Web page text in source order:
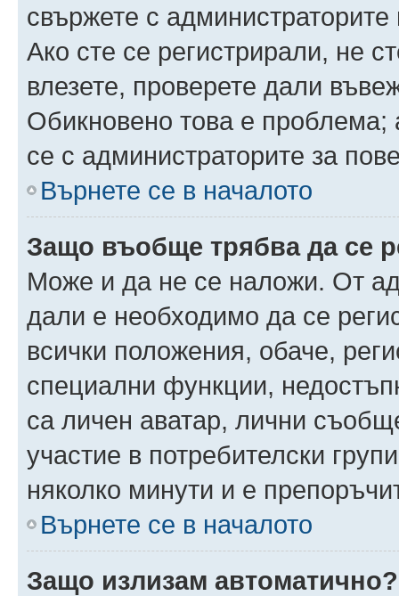
свържете с
Ако сте се регистрирали, не
влезете, проверете дали
Обикновено това е проблема;
се с администраторите за
Върнете се в началото
Защо въобще трябва да се
Може и да не се наложи. От
дали е необходимо да се
всички положения, обаче,
специални функции,
са личен аватар, лични
участие в потребителски
няколко минути и е
Върнете се в началото
Защо излизам автоматично?